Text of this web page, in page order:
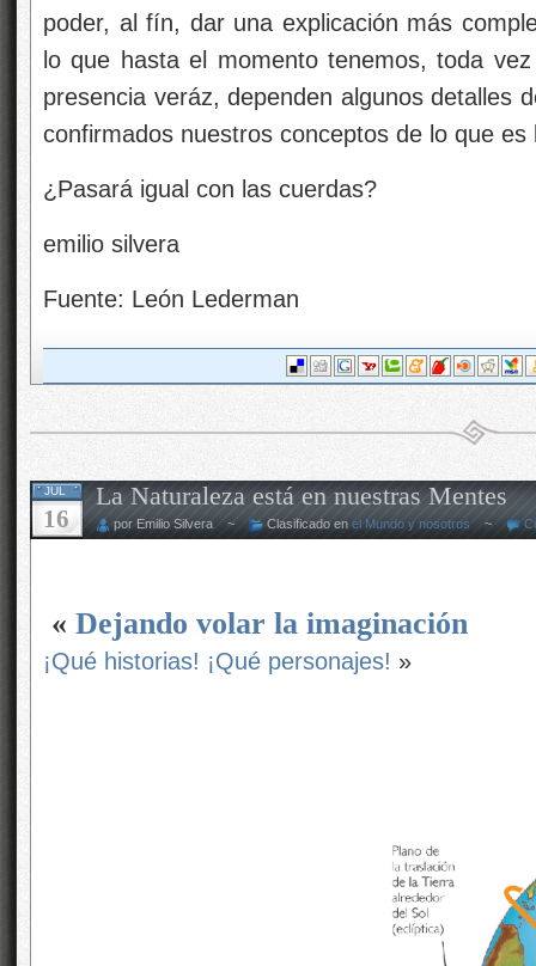
poder, al fín, dar una explicación más
lo que hasta el momento tenemos, toda
presencia veráz, dependen algunos detalles
confirmados nuestros conceptos de lo que
¿Pasará igual con las cuerdas?
emilio silvera
Fuente: León Lederman
JUL
16
La Naturaleza está en nuestras Mentes
por Emilio Silvera ~ Clasificado en el Mundo y nosotros ~
« Dejando volar la imaginación
¡Qué historias! ¡Qué personajes! »